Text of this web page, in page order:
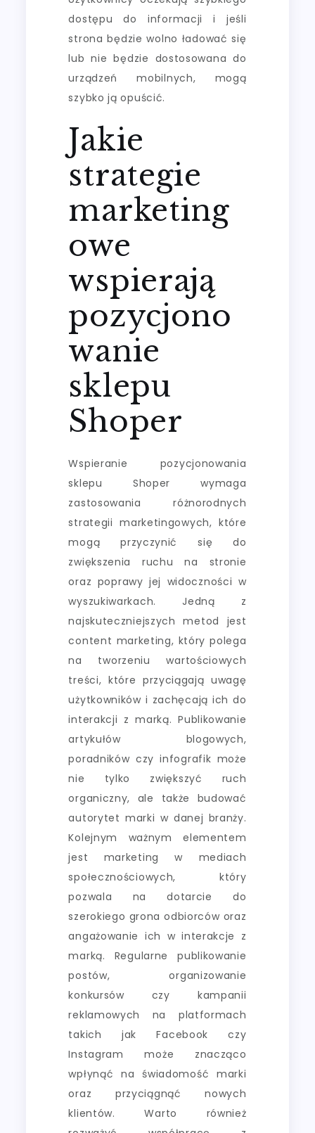
dostępu do informacji i jeśli
strona będzie wolno ładować się
lub nie będzie dostosowana do
urządzeń mobilnych, mogą
szybko ją opuścić.
Jakie
strategie
marketing
owe
wspierają
pozycjono
wanie
sklepu
Shoper
Wspieranie pozycjonowania
sklepu Shoper wymaga
zastosowania różnorodnych
strategii marketingowych, które
mogą przyczynić się do
zwiększenia ruchu na stronie
oraz poprawy jej widoczności w
wyszukiwarkach. Jedną z
najskuteczniejszych metod jest
content marketing, który polega
na tworzeniu wartościowych
treści, które przyciągają uwagę
użytkowników i zachęcają ich do
interakcji z marką. Publikowanie
artykułów blogowych,
poradników czy infografik może
nie tylko zwiększyć ruch
organiczny, ale także budować
autorytet marki w danej branży.
Kolejnym ważnym elementem
jest marketing w mediach
społecznościowych, który
pozwala na dotarcie do
szerokiego grona odbiorców oraz
angażowanie ich w interakcje z
marką. Regularne publikowanie
postów, organizowanie
konkursów czy kampanii
reklamowych na platformach
takich jak Facebook czy
Instagram może znacząco
wpłynąć na świadomość marki
oraz przyciągnąć nowych
klientów. Warto również